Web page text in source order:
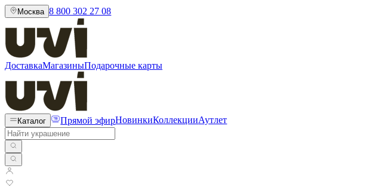
Москва 8 800 302 27 08
ДоставкаМагазиныПодарочные карты
Каталог Прямой эфирНовинкиКоллекцииАутлет